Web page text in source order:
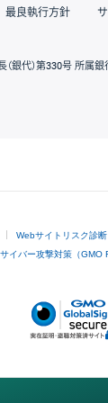
最良執行方針
銀代）第330号 所属
Webサイトリスク診断
サイバー攻撃対策（GMO